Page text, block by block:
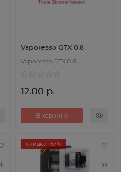
Vaporesso GTX 0.8
Vaporesso GTX 0.8
12.00 р.
В корзину
Скидка -67%